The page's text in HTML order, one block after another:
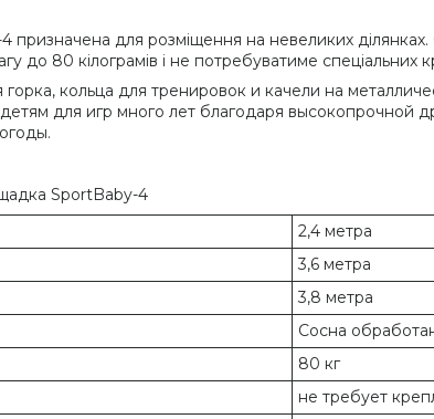
для розміщення на невеликих
до 80 кілограмів і не потребуватиме спеціальних
кольца для тренировок и качели на
для игр много лет благодаря высокопрочной
SportBaby-4
2,4 метра
3,6 метра
3,8 метра
Сосна
80 кг
не требует